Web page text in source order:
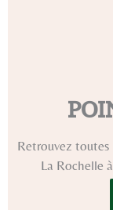
Retrouvez toutes
La Rochelle